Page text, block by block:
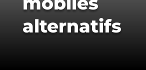
alternatifs